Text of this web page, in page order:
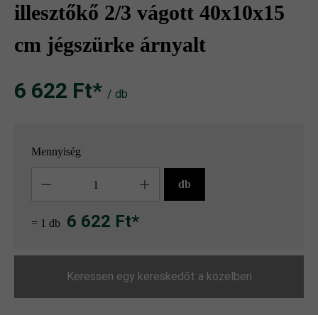
illesztőkő 2/3 vágott 40x10x15
cm jégszürke árnyalt
6 622 Ft‎‎‎* / db
Mennyiség
db
= 1 db 6 622 Ft*
Keressen egy kereskedőt a közelben